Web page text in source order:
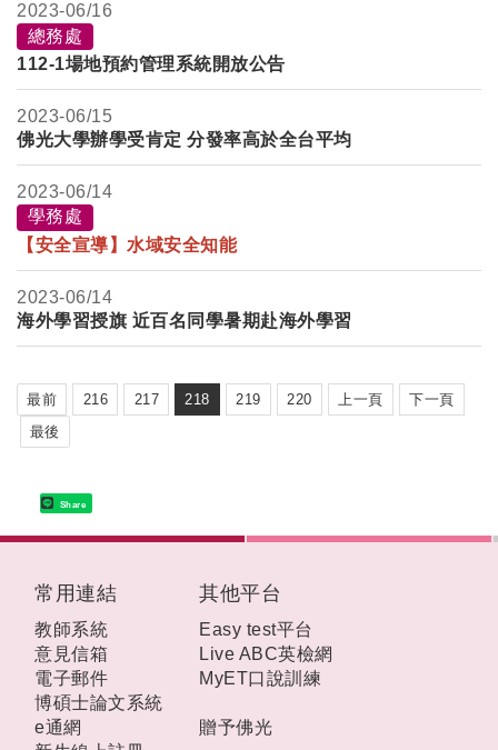
2023-06/16
總務處
112-1場地預約管理系統開放公告
2023-06/15
佛光大學辦學受肯定 分發率高於全台平均
2023-06/14
學務處
【安全宣導】水域安全知能
2023-06/14
海外學習授旗 近百名同學暑期赴海外學習
最前 216 217 218 219 220 上一頁
下一頁
最後
Share
常用連結
教師系統
意見信箱
電子郵件
博碩士論文系統
e通網
其他平台
Easy test平台
Live ABC英檢網
MyET口說訓練
贈予佛光